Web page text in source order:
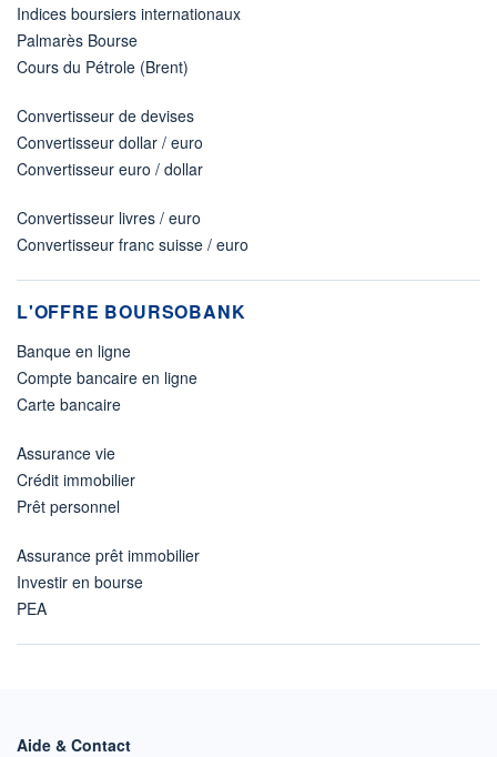
Indices boursiers internationaux
Palmarès Bourse
Cours du Pétrole (Brent)
Convertisseur de devises
Convertisseur dollar / euro
Convertisseur euro / dollar
Convertisseur livres / euro
Convertisseur franc suisse / euro
L'OFFRE BOURSOBANK
Banque en ligne
Compte bancaire en ligne
Carte bancaire
Assurance vie
Crédit immobilier
Prêt personnel
Assurance prêt immobilier
Investir en bourse
PEA
Aide & Contact